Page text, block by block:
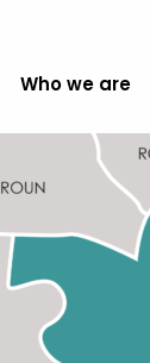
Who we are